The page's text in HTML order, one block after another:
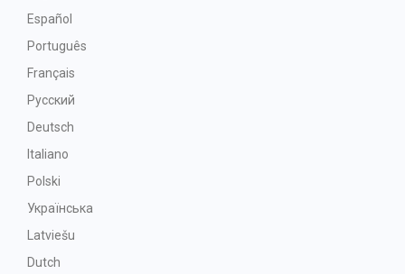
Español
Português
Français
Русский
Deutsch
Italiano
Polski
Українська
Latviešu
Dutch